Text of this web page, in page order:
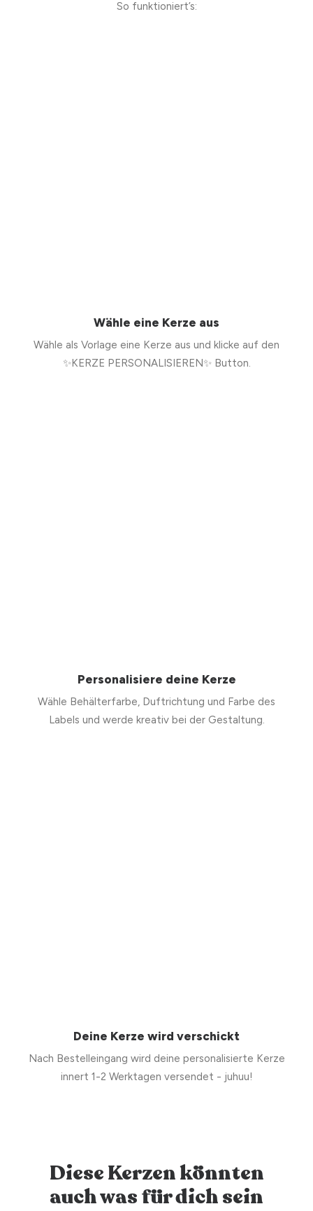
So funktioniert’s:
Wähle eine Kerze aus
Wähle als Vorlage eine Kerze aus und klicke auf den
✨KERZE PERSONALISIEREN✨ Button.
Personalisiere deine Kerze
Wähle Behälterfarbe, Duftrichtung und Farbe des
Labels und werde kreativ bei der Gestaltung.
Deine Kerze wird verschickt
Nach Bestelleingang wird deine personalisierte Kerze
innert 1-2 Werktagen versendet - juhuu!
Diese Kerzen könnten
auch was für dich sein